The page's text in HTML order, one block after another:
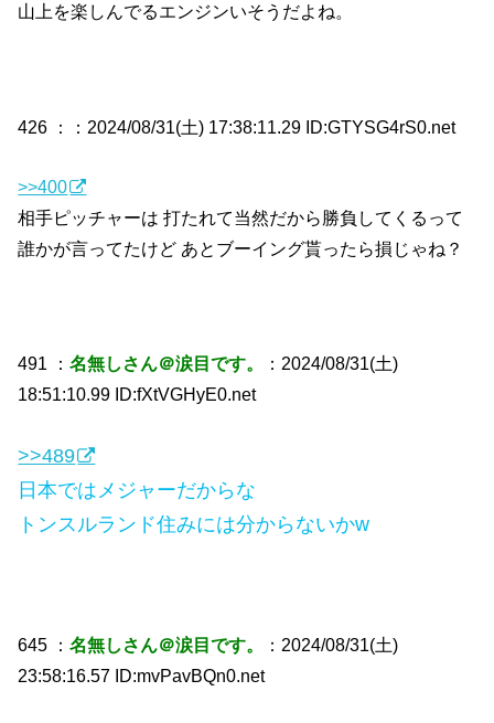
山上を楽しんでるエンジンいそうだよね。
426 ： ：2024/08/31(土) 17:38:11.29 ID:GTYSG4rS0.net
>>400
相手ピッチャーは 打たれて当然だから勝負してくるって
誰かが言ってたけど あとブーイング貰ったら損じゃね？
491 ：名無しさん＠涙目です。
：2024/08/31(土)
18:51:10.99 ID:fXtVGHyE0.net
>>489
日本ではメジャーだからな
トンスルランド住みには分からないかw
645 ：名無しさん＠涙目です。
：2024/08/31(土)
23:58:16.57 ID:mvPavBQn0.net